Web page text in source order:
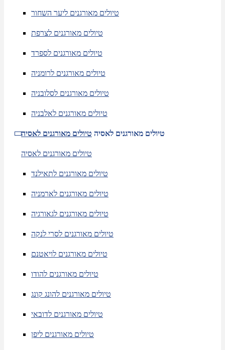
טיולים מאורגנים ליער השחור
טיולים מאורגנים לצרפת
טיולים מאורגנים לספרד
טיולים מאורגנים לרומניה
טיולים מאורגנים לסלובניה
טיולים מאורגנים לאלבניה
טיולים מאורגנים לאסיה טיולים מאורגנים לאסיה
טיולים מאורגנים לאסיה
טיולים מאורגנים לתאילנד
טיולים מאורגנים לארמניה
טיולים מאורגנים לגאורגיה
טיולים מאורגנים לסרי לנקה
טיולים מאורגנים לויאטנם
טיולים מאורגנים להודו
טיולים מאורגנים להונג קונג
טיולים מאורגנים לדובאי
טיולים מאורגנים ליפן